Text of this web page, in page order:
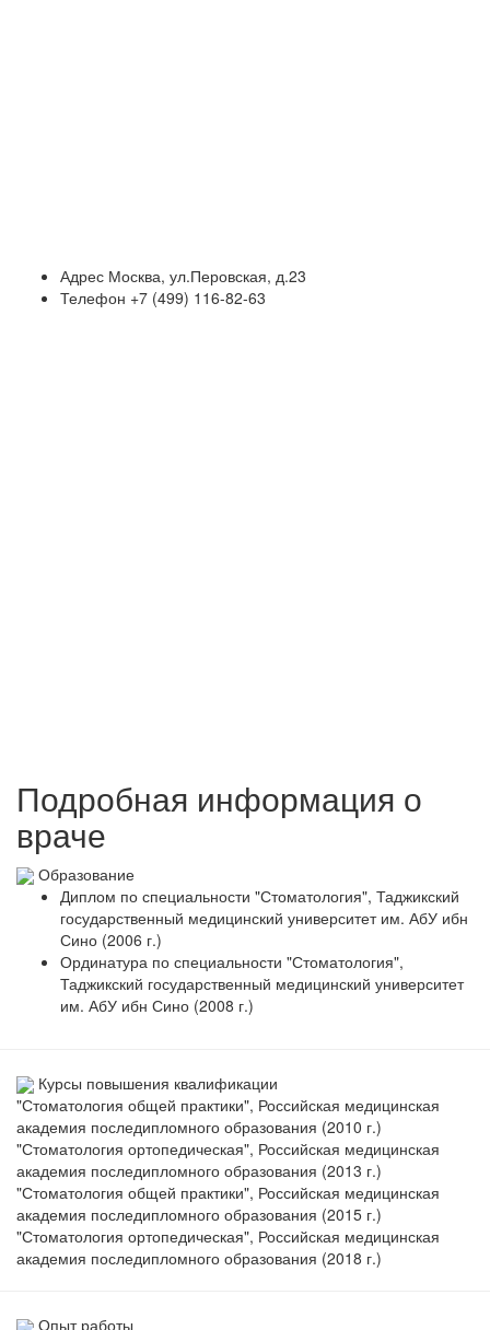
Адрес Москва, ул.Перовская, д.23
Телефон +7 (499) 116-82-63
Подробная информация о
враче
Образование
Диплом по специальности "Стоматология", Таджикский
государственный медицинский университет им. АбУ ибн
Сино (2006 г.)
Ординатура по специальности "Стоматология",
Таджикский государственный медицинский университет
им. АбУ ибн Сино (2008 г.)
Курсы повышения квалификации
"Стоматология общей практики", Российская медицинская
академия последипломного образования (2010 г.)
"Стоматология ортопедическая", Российская медицинская
академия последипломного образования (2013 г.)
"Стоматология общей практики", Российская медицинская
академия последипломного образования (2015 г.)
"Стоматология ортопедическая", Российская медицинская
академия последипломного образования (2018 г.)
Опыт работы